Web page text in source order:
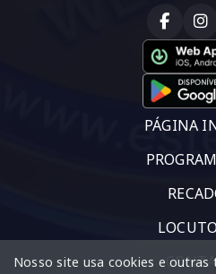
PÁGINA
Nosso site usa cookies e outras